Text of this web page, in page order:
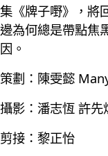
集《牌子嘢》，將
邊為何總是帶點焦
因。
策劃：陳雯懿
攝影：潘志恆 許先
剪接：黎正怡